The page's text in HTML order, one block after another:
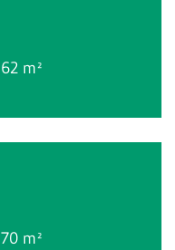
62 m²
70 m²